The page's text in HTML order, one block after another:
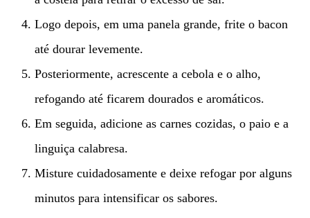
Logo depois, em uma panela grande, frite o bacon
até dourar levemente.
Posteriormente, acrescente a cebola e o alho,
refogando até ficarem dourados e aromáticos.
Em seguida, adicione as carnes cozidas, o paio e a
linguiça calabresa.
Misture cuidadosamente e deixe refogar por alguns
minutos para intensificar os sabores.